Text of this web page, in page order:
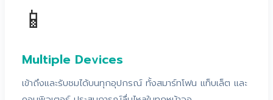
📱
Multiple Devices
เข้าถึงและรับชมได้บนทุกอุปกรณ์ ทั้งสมาร์ทโฟน แท็บเล็ต และ